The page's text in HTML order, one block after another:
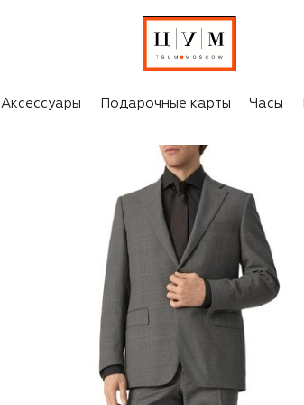
Аксессуары Подарочные карты Часы